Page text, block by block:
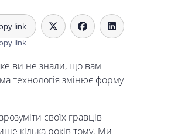
link
ви не знали, що вам
технологія змінює форму
своїх гравців
кілька років тому. Ми